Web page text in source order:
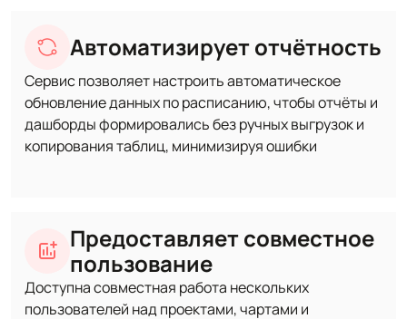
Автоматизирует отчётность
Сервис позволяет настроить автоматическое
обновление данных по расписанию, чтобы отчёты и
дашборды формировались без ручных выгрузок и
копирования таблиц, минимизируя ошибки
Предоставляет совместное
пользование
Доступна совместная работа нескольких
пользователей над проектами, чартами и